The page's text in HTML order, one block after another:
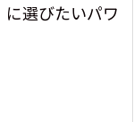
選びたいパワ